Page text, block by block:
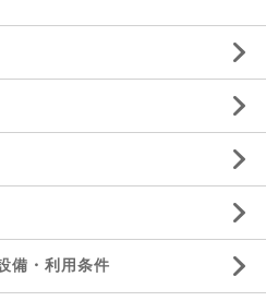
備・利用条件